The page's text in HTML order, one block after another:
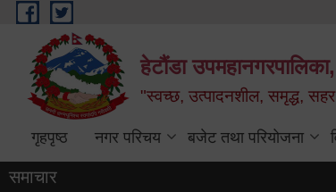
Skip to main content
हेटौंडा
"स्वच्छ, उत्पादनशील, समृद्ध, सहर
गृहपृष्ठ नगर परिचय बजेट तथा परियोजना
समाचार